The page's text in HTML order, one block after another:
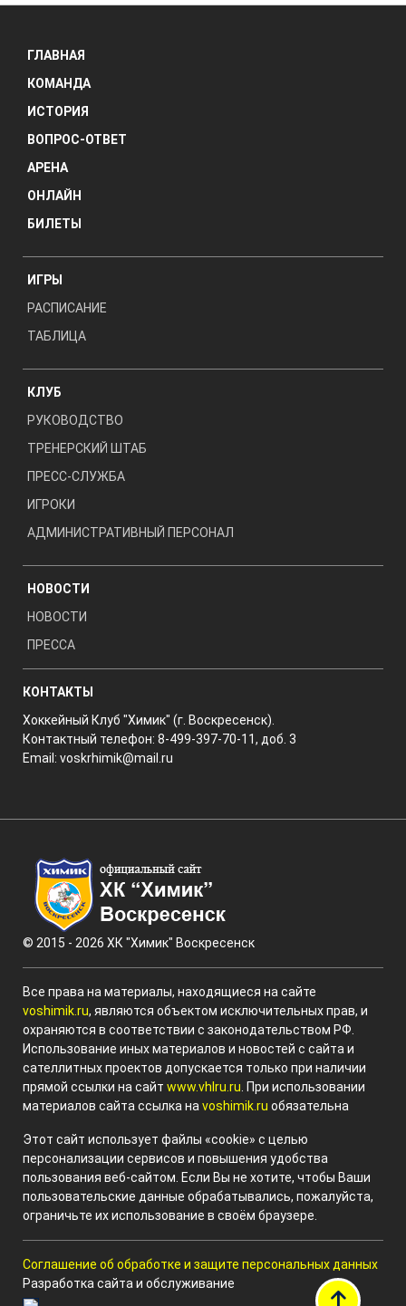
ГЛАВНАЯ
КОМАНДА
ИСТОРИЯ
ВОПРОС-ОТВЕТ
АРЕНА
ОНЛАЙН
БИЛЕТЫ
ИГРЫ
РАСПИСАНИЕ
ТАБЛИЦА
КЛУБ
РУКОВОДСТВО
ТРЕНЕРСКИЙ ШТАБ
ПРЕСС-СЛУЖБА
ИГРОКИ
АДМИНИСТРАТИВНЫЙ ПЕРСОНАЛ
НОВОСТИ
НОВОСТИ
ПРЕССА
КОНТАКТЫ
Хоккейный Клуб "Химик" (г. Воскресенск).
Контактный телефон: 8-499-397-70-11, доб. 3
Email: voskrhimik@mail.ru
© 2015 - 2026 ХК "Химик" Воскресенск
Все права на материалы, находящиеся на сайте
voshimik.ru, являются объектом исключительных прав, и
охраняются в соответствии с законодательством РФ.
Использование иных материалов и новостей с сайта и
сателлитных проектов допускается только при наличии
прямой ссылки на сайт www.vhlru.ru . При использовании
материалов сайта ссылка на voshimik.ru обязательна
Этот сайт использует файлы «cookie» с целью
персонализации сервисов и повышения удобства
пользования веб-сайтом. Если Вы не хотите, чтобы Ваши
пользовательские данные обрабатывались, пожалуйста,
ограничьте их использование в своём браузере.
Соглашение об обработке и защите персональных данных
Разработка сайта и обслуживание